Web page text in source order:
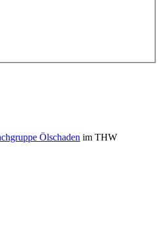
Ölschaden im THW